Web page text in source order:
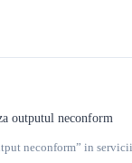
outputul neconform
neconform” in